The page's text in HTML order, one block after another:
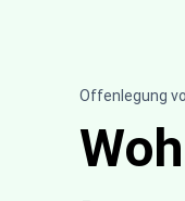
Offenlegung